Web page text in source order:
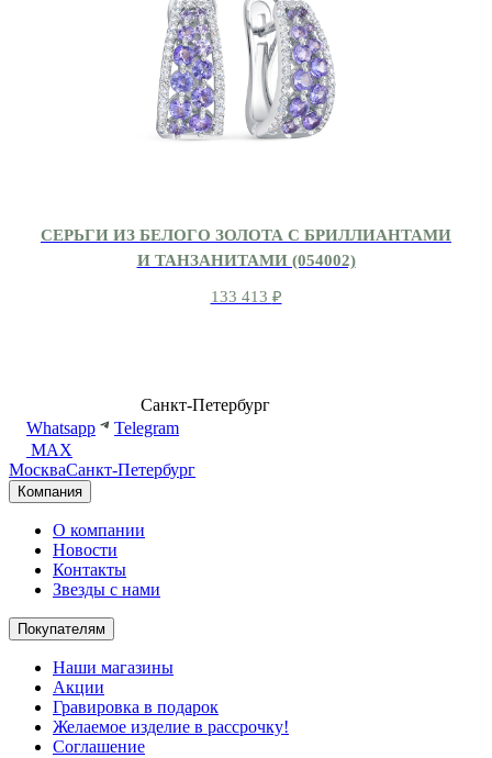
СЕРЬГИ ИЗ БЕЛОГО ЗОЛОТА С БРИЛЛИАНТАМИ
И ТАНЗАНИТАМИ (054002)
133 413 ₽
Санкт-Петербург
Whatsapp
Telegram
MAX
МоскваСанкт-Петербург
Компания
О компании
Новости
Контакты
Звезды с нами
Покупателям
Наши магазины
Акции
Гравировка в подарок
Желаемое изделие в рассрочку!
Соглашение